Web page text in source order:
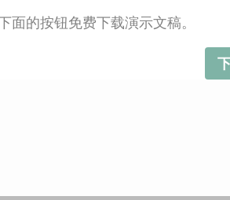
面的按钮免费下载演示文稿。